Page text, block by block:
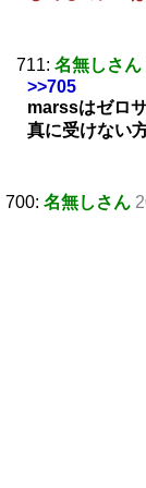
711: 名無しさん
>>705
marssはゼロ
真に受けない
700: 名無しさん